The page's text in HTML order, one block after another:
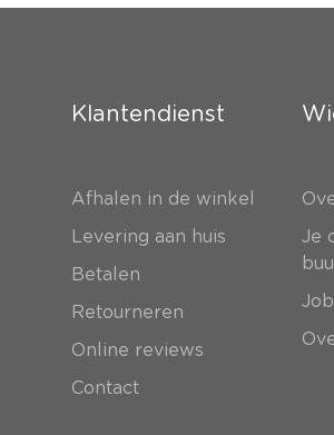
Klantendienst
Afhalen in de winkel
Levering aan huis
Betalen
Retourneren
Online reviews
Contact
Je